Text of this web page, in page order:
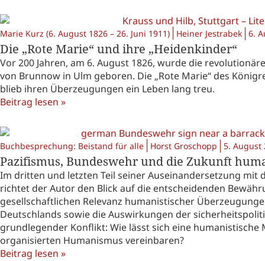
Marie Kurz (6. August 1826 – 26. Juni 1911) Heiner Jestrabek 6.
Die „Rote Marie“ und ihre „Heidenkinder“
Vor 200 Jahren, am 6. August 1826, wurde die
von Brunnow in Ulm geboren. Die „Rote Marie“ des
blieb ihren Überzeugungen ein Leben lang treu.
Beitrag lesen »
Buchbesprechung: Beistand für alle Horst Groschopp 5. August
Pazifismus, Bundeswehr und die Zukunft
Im dritten und letzten Teil seiner Auseinandersetzung
richtet der Autor den Blick auf die entscheidenden
gesellschaftlichen Relevanz humanistischer
Deutschlands sowie die Auswirkungen der
grundlegender Konflikt: Wie lässt sich eine
organisierten Humanismus vereinbaren?
Beitrag lesen »